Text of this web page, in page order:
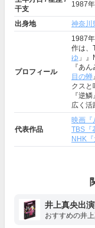
干支
1987年
出身地 神奈川
プロフィール
1987
作は、
ゆ 」
『あ
目の蝉
クスと
『逆
広く活
代表作品
映画『
TBS『
NHK
井上真央出
おすすめの井